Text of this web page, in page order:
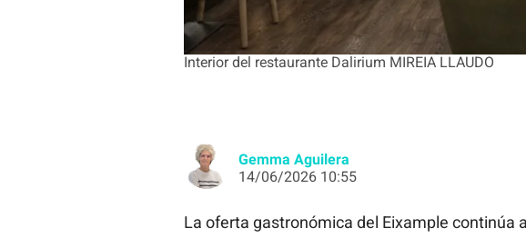
Interior del restaurante Dalirium MIREIA LLAUDO
Gemma Aguilera
14/06/2026 10:55
La oferta gastronómica del Eixample continúa